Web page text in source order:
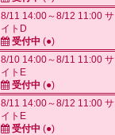
8/11 14:00～8/12 11:00 サ
イトD
受付中 (●)
8/10 14:00～8/11 11:00 サ
イトE
受付中 (●)
8/11 14:00～8/12 11:00 サ
イトE
受付中 (●)